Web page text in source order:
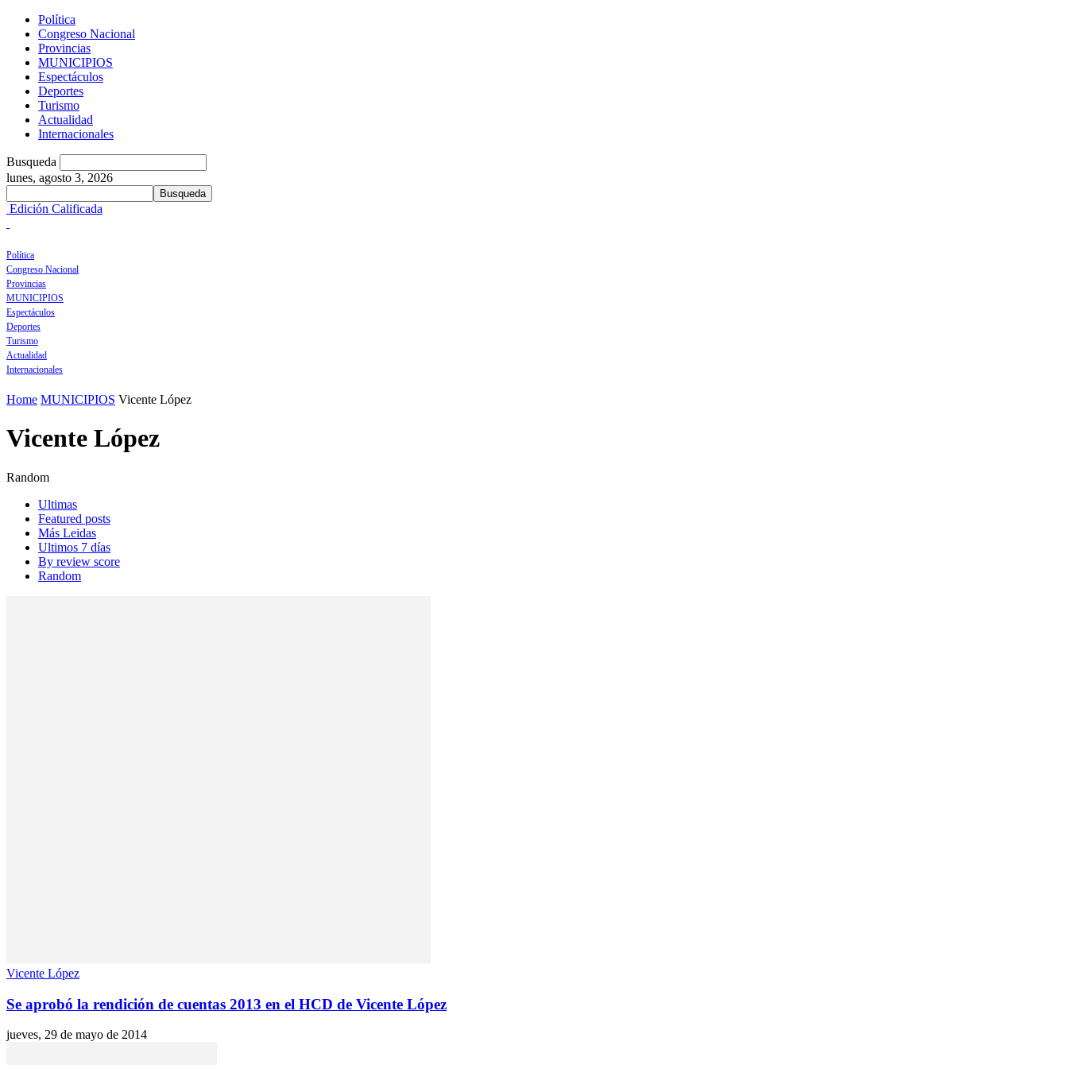
Política
Congreso Nacional
Provincias
MUNICIPIOS
Espectáculos
Deportes
Turismo
Actualidad
Internacionales
Busqueda
lunes, agosto 3, 2026
Edición Calificada
Política
Congreso Nacional
Provincias
MUNICIPIOS
Espectáculos
Deportes
Turismo
Actualidad
Internacionales
Home MUNICIPIOS Vicente López
Vicente López
Random
Ultimas
Featured posts
Más Leidas
Ultimos 7 días
By review score
Random
Vicente López
Se aprobó la rendición de cuentas 2013 en el HCD de Vicente López
jueves, 29 de mayo de 2014